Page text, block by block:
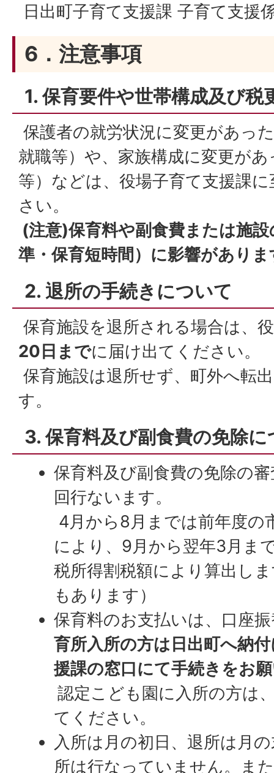
日出町子育て支援課 子育て支援
6．注意事項
1. 保育要件や世帯構成及び
保護者の就労状況に変更があっ
就職等）や、家族構成に変更が
等）などは、役場子育て支援課
さい。
(注意)保育料や副食費または施
準・保育短時間）に影響がありま
2. 退所の手続きについて
保育施設を退所される場合は、
20日までに届け出てください。
保育施設は退所せず、町外へ転
す。
3. 保育料及び副食費の免除に
保育料及び副食費の免除の
回行ないます。
4月から8月までは前年度の
により、9月から翌年3月ま
税所得割税額により算出し
もあります）
保育料のお支払いは、口座
育所入所の方は日出町へ納
援課の窓口にて手続きをお
認定こども園に入所の方は
てください。
入所は月の初日、退所は月
所は行なっていません。ま